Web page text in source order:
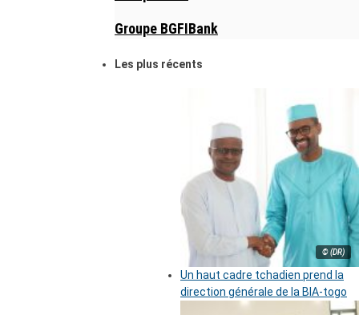
Groupe BGFIBank
Les plus récents
© (DR)
Un haut cadre tchadien prend la
direction générale de la BIA-togo